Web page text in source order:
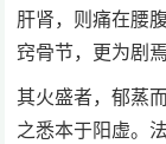
肝肾，则痛在腰
窍骨节，更为剧焉
其火盛者，郁蒸
之悉本于阳虚。